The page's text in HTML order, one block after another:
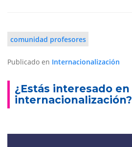
comunidad profesores
Publicado en Internacionalización
¿Estás interesado en
internacionalización?